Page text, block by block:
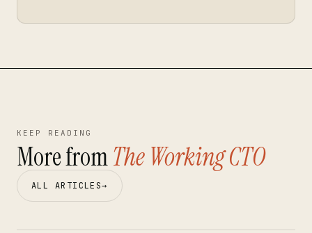
KEEP READING
More fromThe Working CTO
ALL ARTICLES→